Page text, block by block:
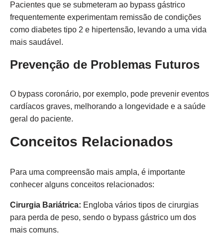
Pacientes que se submeteram ao bypass gástrico
frequentemente experimentam remissão de condições
como diabetes tipo 2 e hipertensão, levando a uma vida
mais saudável.
Prevenção de Problemas Futuros
O bypass coronário, por exemplo, pode prevenir eventos
cardíacos graves, melhorando a longevidade e a saúde
geral do paciente.
Conceitos Relacionados
Para uma compreensão mais ampla, é importante
conhecer alguns conceitos relacionados:
Cirurgia Bariátrica: Engloba vários tipos de cirurgias
para perda de peso, sendo o bypass gástrico um dos
mais comuns.